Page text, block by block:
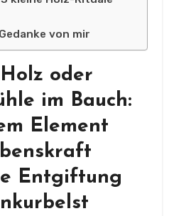
von mir
oder
im Bauch:
Element
Entgiftung